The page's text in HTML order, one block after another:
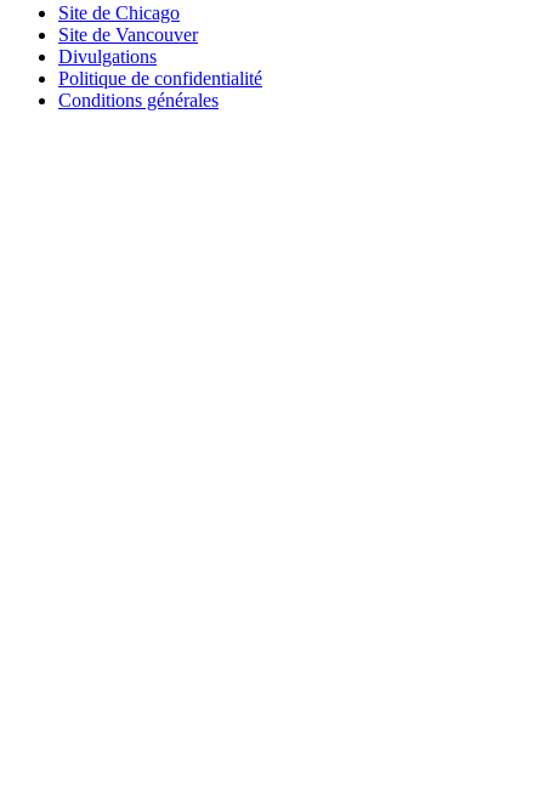
Site de Chicago
Site de Vancouver
Divulgations
Politique de confidentialité
Conditions générales